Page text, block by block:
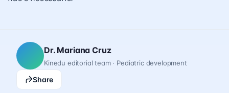
Dr. Mariana Cruz
Kinedu editorial team · Pediatric development
Share